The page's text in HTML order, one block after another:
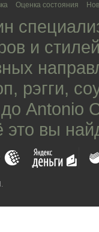
Оценка состояния
и
, рэгги,
до Antonio
это вы